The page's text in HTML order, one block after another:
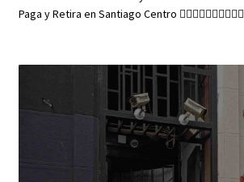
Paga y Retira en Santiago Centro 👇🏼👇🏼👇🏼👇🏼👇🏼